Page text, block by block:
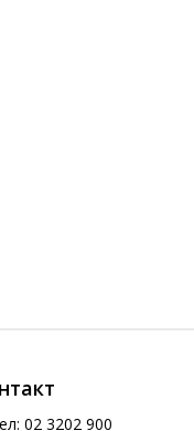
02 3202 900